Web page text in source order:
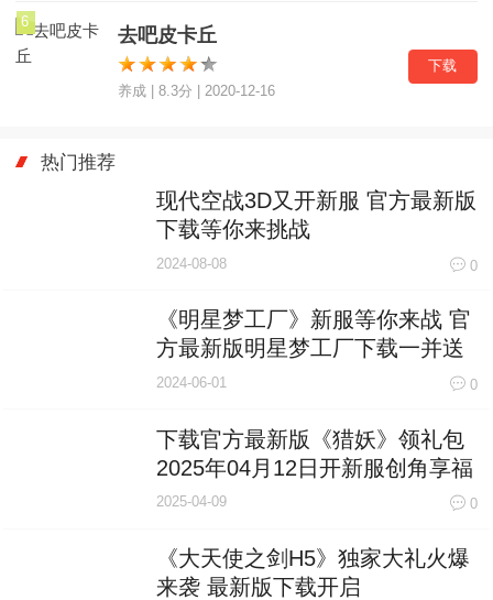
6
去吧皮卡丘
养成 | 8.3分 | 2020-12-16
下载
热门推荐
现代空战3D又开新服 官方最新版
下载等你来挑战
2024-08-08 0
《明星梦工厂》新服等你来战 官
方最新版明星梦工厂下载一并送
上
2024-06-01 0
下载官方最新版《猎妖》领礼包
2025年04月12日开新服创角享福
利
2025-04-09 0
《大天使之剑H5》独家大礼火爆
来袭 最新版下载开启